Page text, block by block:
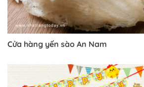
Cửa hàng yến sào An Nam